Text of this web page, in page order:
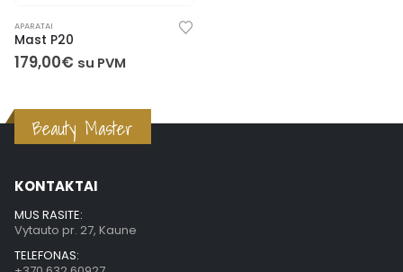
APARATAI
Mast P20
179,00€ su PVM
Beauty Master
KONTAKTAI
MUS RASITE:
Vytauto pr. 27, Kaune
TELEFONAS: